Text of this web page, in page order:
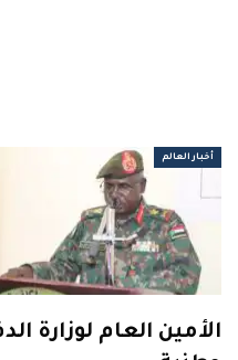
أخبار العالم
الأمين العام لوزارة